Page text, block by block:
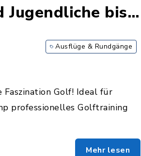
bis
Ausflüge & Rundgänge
Faszination Golf! Ideal für
professionelles Golftraining
Mehr lesen